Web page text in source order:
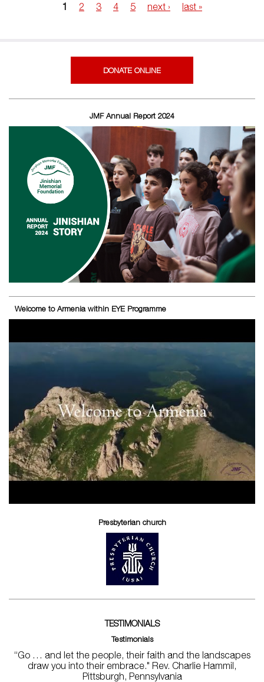
1 2 3 4 5 next › last »
DONATE ONLINE
JMF Annual Report 2024
Welcome to Armenia within EYE Programme
Presbyterian church
TESTIMONIALS
Testimonials
“Go … and let the people, their faith and the landscapes
draw you into their embrace." Rev. Charlie Hammil,
Pittsburgh, Pennsylvania